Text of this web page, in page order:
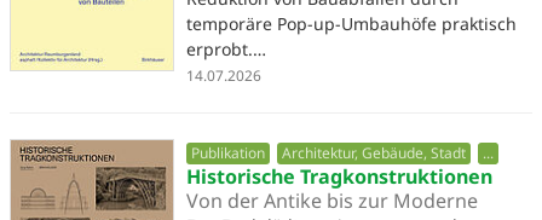
temporäre Pop-up-Umbauhöfe praktisch
erprobt.…
14.07.2026
Publikation Architektur, Gebäude, Stadt ...
Historische Tragkonstruktionen
Von der Antike bis zur Moderne